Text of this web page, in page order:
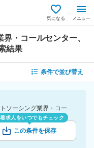
気になる メニュー
・コールセンター、
結果
条件で並び替え
[勤務地]新潟県 [業種]人材サービス・アウトソーシング業界・コールセンター [詳細条件](会社・職場の環境)上場企業
求人をいつでもチェック
この条件を保存